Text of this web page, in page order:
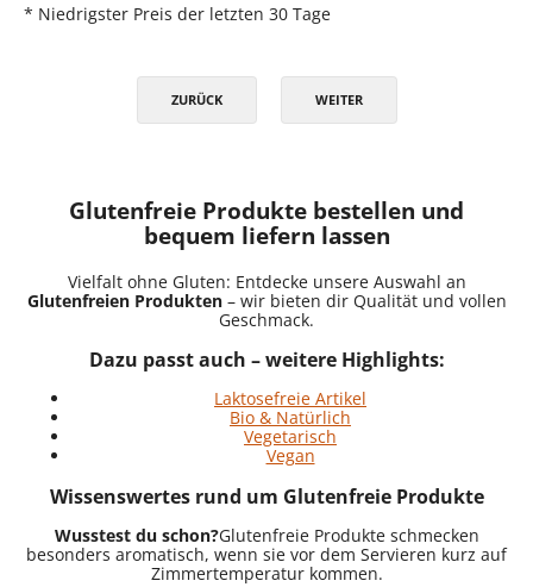
* Niedrigster Preis der letzten 30 Tage
ZURÜCK WEITER
Glutenfreie Produkte bestellen und
bequem liefern lassen
Vielfalt ohne Gluten: Entdecke unsere Auswahl an
Glutenfreien Produkten– wir bieten dir Qualität und vollen
Geschmack.
Dazu passt auch – weitere Highlights:
Laktosefreie Artikel
Bio & Natürlich
Vegetarisch
Vegan
Wissenswertes rund um Glutenfreie Produkte
Wusstest du schon?Glutenfreie Produkte schmecken
besonders aromatisch, wenn sie vor dem Servieren kurz auf
Zimmertemperatur kommen.